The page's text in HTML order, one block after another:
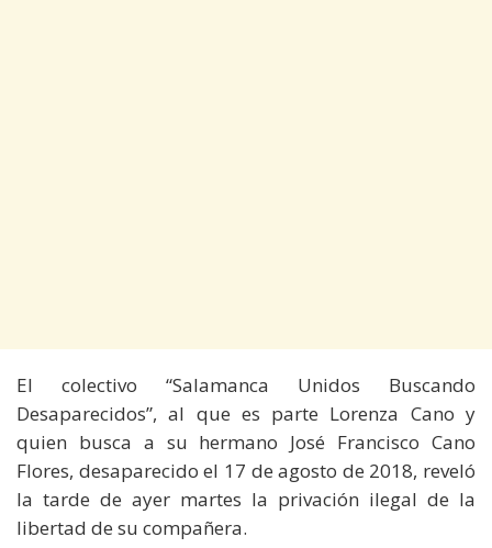
El colectivo “Salamanca Unidos Buscando
Desaparecidos”, al que es parte Lorenza Cano y
quien busca a su hermano José Francisco Cano
Flores, desaparecido el 17 de agosto de 2018, reveló
la tarde de ayer martes la privación ilegal de la
libertad de su compañera.